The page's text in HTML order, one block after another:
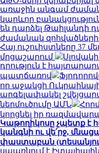
առաջին անգամ
կարևոր
են դարձել Թաիլանդի
ժամանակ
Հայ ուշուիստները 37
մրցաշարում
դրություն է
պատճառով
որ աջակցի
արգելափակել
ներմուծումը ԱՄՆ
կորցնել իր
Կաթողիկոսը չպետք
կանգնի ու վե՛րջ,
փաստաբան
սպառնում է